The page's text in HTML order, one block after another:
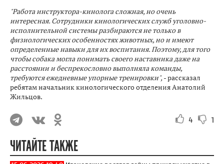
"Работа инструктора-кинолога сложная, но очень
интересная. Сотрудники кинологических служб уголовно-
исполнительной системы разбираются не только в
физиологических особенностях животных, но и имеют
определенные навыки для их воспитания. Поэтому, для того
чтобы собака могла понимать своего наставника даже на
расстоянии и беспрекословно выполняла команды,
требуются ежедневные упорные тренировки", - рассказал
ребятам начальник кинологического отделения Анатолий
Жильцов.
4 1
ЧИТАЙТЕ ТАКЖЕ